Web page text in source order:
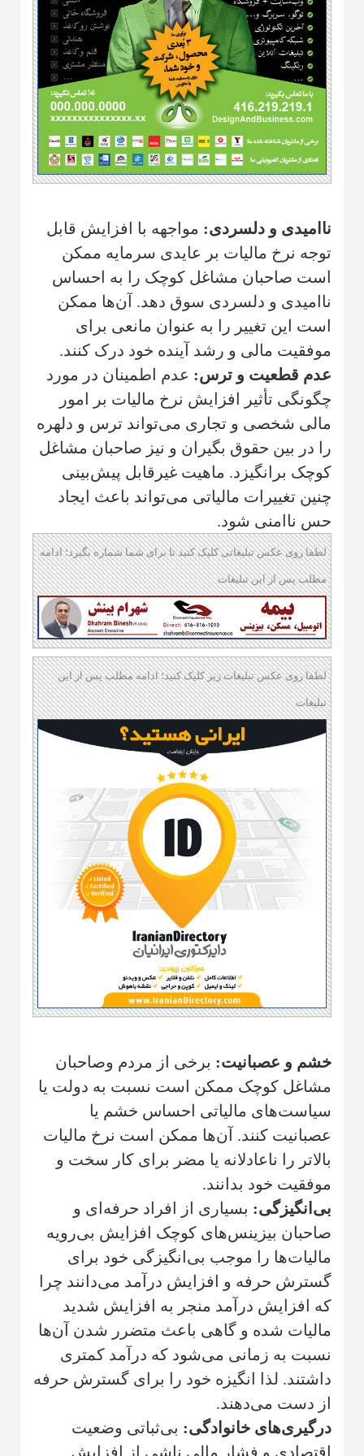
ناامیدی و دلسردی: مواجهه با افزایش قابل
توجه نرخ مالیات بر عایدی سرمایه ممکن
است صاحبان مشاغل کوچک را به احساس
ناامیدی و دلسردی سوق دهد. آن‌ها ممکن
است این تغییر را به عنوان مانعی برای
موفقیت مالی و رشد آینده خود درک کنند.
عدم قطعیت و ترس: عدم اطمینان در مورد
چگونگی تأثیر افزایش نرخ مالیات بر امور
مالی شخصی و تجاری می‌تواند ترس و دلهره
را در بین حقوق بگیران و نیز صاحبان مشاغل
کوچک برانگیزد. ماهیت غیرقابل پیش‌بینی
چنین تغییرات مالیاتی می‌تواند باعث ایجاد
حس ناامنی شود.
لطفا روی عکس تبلیغاتی کلیک کنید تا برای شما شماره بگیرد؛ ادامه
مطلب پس از این تبلیغات
لطفا روی عکس تبلیغات زیر کلیک کنید؛ ادامه مطلب پس از این
تبلیغات
خشم و عصبانیت: برخی از مردم وصاحبان
مشاغل کوچک ممکن است نسبت به دولت یا
سیاست‌های مالیاتی احساس خشم یا
عصبانیت کنند. آن‌ها ممکن است نرخ مالیات
بالاتر را ناعادلانه یا مضر برای کار سخت و
موفقیت خود بدانند.
بی‌انگیزگی: بسیاری از افراد حرفه‌ای و
صاحبان بیزینس‌های کوچک افزایش بی‌رویه
مالیات‌ها را موجب بی‌انگیزگی خود برای
گسترش حرفه و افزایش درآمد می‌دانند چرا
که افزایش درآمد منجر به افزایش شدید
مالیات شده و گاهی باعث متضرر شدن آن‌ها
نسبت به زمانی می‌شود که درآمد کمتری
داشتند. لذا انگیزه خود را برای گسترش حرفه
از دست می‌دهند.
درگیری‌های خانوادگی: بی‌ثباتی وضعیت
اقتصادی و فشار مالی ناشی از افزایش